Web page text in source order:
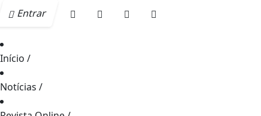
Entrar
Início /
Notícias /